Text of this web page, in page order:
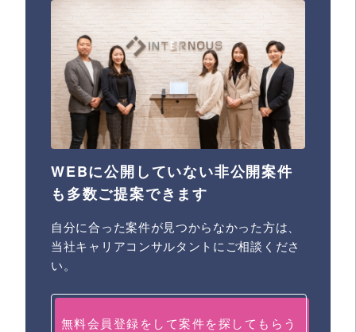
WEBに公開していない非公開案件
も多数ご提案できます
自分に合った案件が見つからなかった方は、
当社キャリアコンサルタントにご相談くださ
い。
無料会員登録をして案件を探してもらう